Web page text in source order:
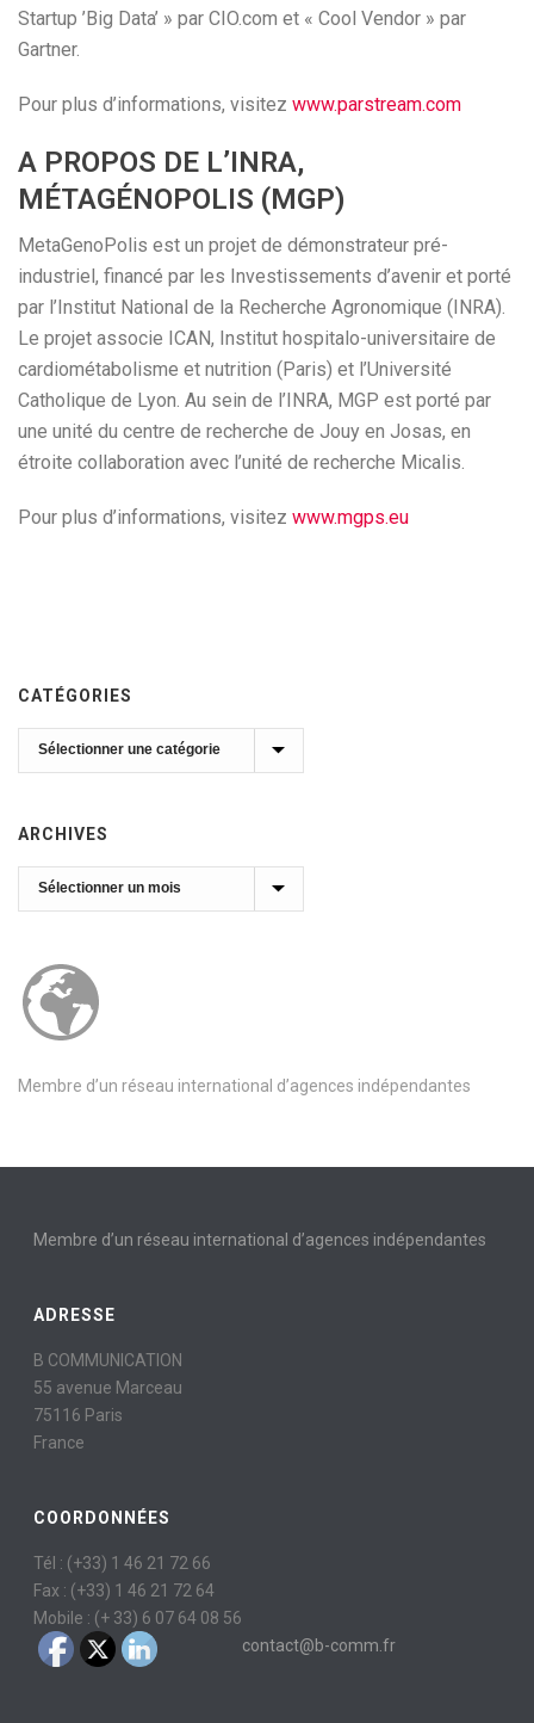
Startup ’Big Data’ » par CIO.com et « Cool Vendor » par
Gartner.
Pour plus d’informations, visitez www.parstream.com
A PROPOS DE L’INRA,
MÉTAGÉNOPOLIS (MGP)
MetaGenoPolis est un projet de démonstrateur pré-
industriel, financé par les Investissements d’avenir et porté
par l’Institut National de la Recherche Agronomique (INRA).
Le projet associe ICAN, Institut hospitalo-universitaire de
cardiométabolisme et nutrition (Paris) et l’Université
Catholique de Lyon. Au sein de l’INRA, MGP est porté par
une unité du centre de recherche de Jouy en Josas, en
étroite collaboration avec l’unité de recherche Micalis.
Pour plus d’informations, visitez www.mgps.eu
CATÉGORIES
Catégories
ARCHIVES
Archives
Membre d’un réseau international d’agences indépendantes
Membre d’un réseau international d’agences indépendantes
ADRESSE
B COMMUNICATION
55 avenue Marceau
75116 Paris
France
COORDONNÉES
Tél : (+33) 1 46 21 72 66
Fax : (+33) 1 46 21 72 64
Mobile : (+ 33) 6 07 64 08 56
contact@b-comm.fr